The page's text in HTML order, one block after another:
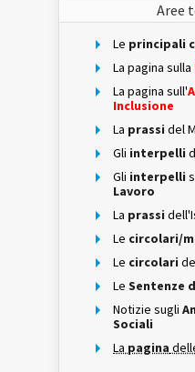
Aree
Le principali
La pagina sulla
La pagina sull'
Inclusione
La prassi del
Gli interpelli
Gli interpelli
Lavoro
La prassi
Le circolari/
Le circolari
Le Sentenze
Notizie sugli
Sociali
La pagina